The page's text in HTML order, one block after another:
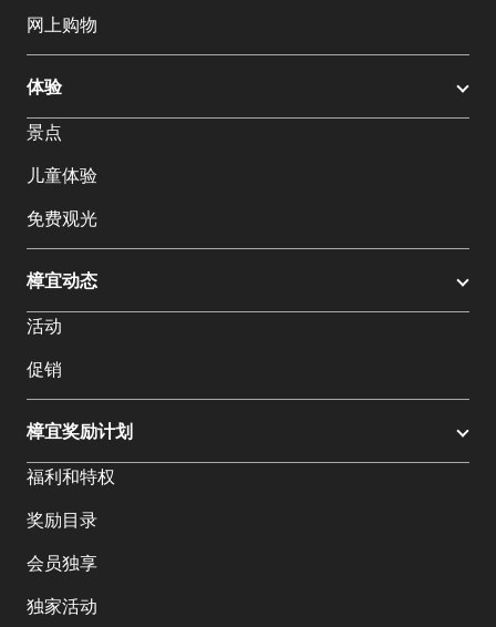
网上购物
体验
景点
儿童体验
免费观光
樟宜动态
活动
促销
樟宜奖励计划
福利和特权
奖励目录
会员独享
独家活动